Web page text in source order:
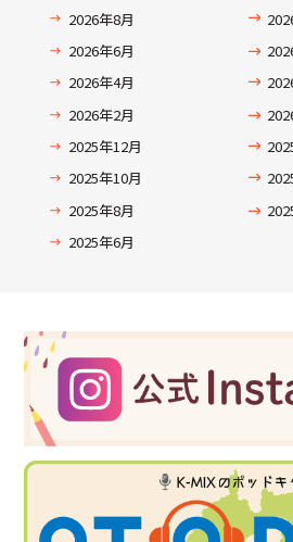
2026年8月
2026年6月
2026年4月
2026年2月
2025年12月
2025年10月
2025年8月
2025年6月